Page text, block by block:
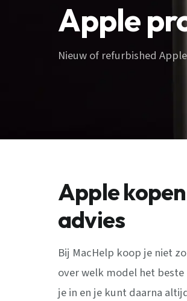
Apple
Nieuw of refurbished
Apple
advies
Bij MacHelp koop je niet
over welk model het
je in en je kunt daarna